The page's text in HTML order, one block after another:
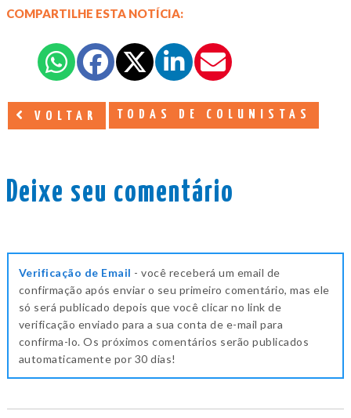
COMPARTILHE ESTA NOTÍCIA:
VOLTAR TODAS DE COLUNISTAS
Deixe seu comentário
Verificação de Email - você receberá um email de
confirmação após enviar o seu primeiro comentário, mas ele
só será publicado depois que você clicar no link de
verificação enviado para a sua conta de e-mail para
confirma-lo. Os próximos comentários serão publicados
automaticamente por 30 dias!